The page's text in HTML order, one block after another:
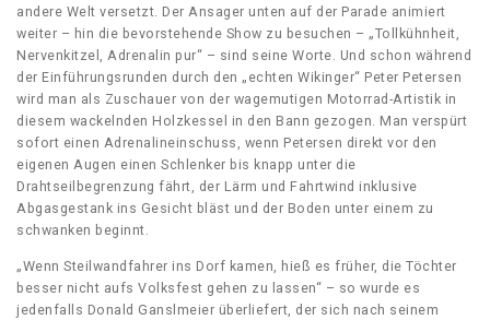
andere Welt versetzt. Der Ansager unten auf der Parade animiert
weiter – hin die bevorstehende Show zu besuchen – „Tollkühnheit,
Nervenkitzel, Adrenalin pur“ – sind seine Worte. Und schon während
der Einführungsrunden durch den „echten Wikinger“ Peter Petersen
wird man als Zuschauer von der wagemutigen Motorrad-Artistik in
diesem wackelnden Holzkessel in den Bann gezogen. Man verspürt
sofort einen Adrenalineinschuss, wenn Petersen direkt vor den
eigenen Augen einen Schlenker bis knapp unter die
Drahtseilbegrenzung fährt, der Lärm und Fahrtwind inklusive
Abgasgestank ins Gesicht bläst und der Boden unter einem zu
schwanken beginnt.
„Wenn Steilwandfahrer ins Dorf kamen, hieß es früher, die Töchter
besser nicht aufs Volksfest gehen zu lassen“ – so wurde es
jedenfalls Donald Ganslmeier überliefert, der sich nach seinem